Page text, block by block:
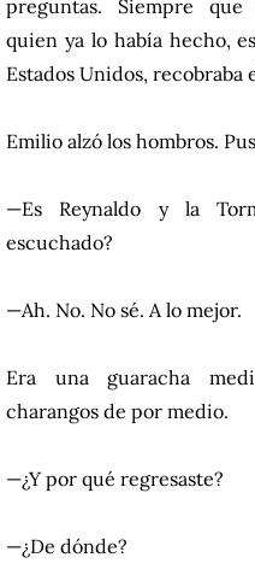
preguntas. Siempre
quien ya lo había hecho,
Estados Unidos, recobraba
Emilio alzó los hombros.
—Es Reynaldo y la
escuchado?
—Ah. No. No sé. A lo mejor.
Era una guaracha
charangos de por medio.
—¿Y por qué regresaste?
—¿De dónde?